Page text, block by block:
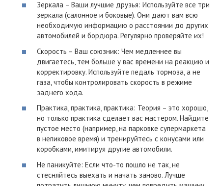
Зеркала – Ваши лучшие друзья: Используйте все три
зеркала (салонное и боковые). Они дают вам всю
необходимую информацию о расстоянии до других
автомобилей и бордюра. Регулярно проверяйте их!
Скорость – Ваш союзник: Чем медленнее вы
двигаетесь, тем больше у вас времени на реакцию и
корректировку. Используйте педаль тормоза, а не
газа, чтобы контролировать скорость в режиме
заднего хода.
Практика, практика, практика: Теория – это хорошо,
но только практика сделает вас мастером. Найдите
пустое место (например, на парковке супермаркета
в непиковое время) и тренируйтесь с конусами или
коробками, имитируя другие автомобили.
Не паникуйте: Если что-то пошло не так, не
стесняйтесь выехать и начать заново. Лучше